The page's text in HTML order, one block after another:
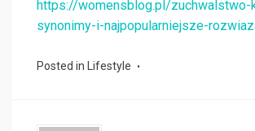
https://womensblog.pl/zuchwalstwo-
synonimy-i-najpopularniejsze-
Posted in Lifestyle